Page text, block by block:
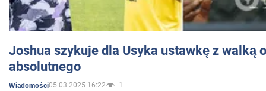
Joshua szykuje dla Usyka ustawkę z walką
absolutnego
Wiadomości05.03.2025 16:22 1